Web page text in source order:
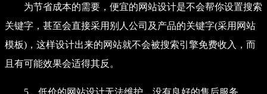
为节省成本的需要，便宜的网站设计是不会帮你设置搜索
关键字，甚至会直接采用别人公司及产品的关键字(采用网站
模板)，这样设计出来的网站就不会被搜索引擎免费收入，而
且有可能效果会适得其反。
5、低价的网站设计无法维护，没有良好的售后服务